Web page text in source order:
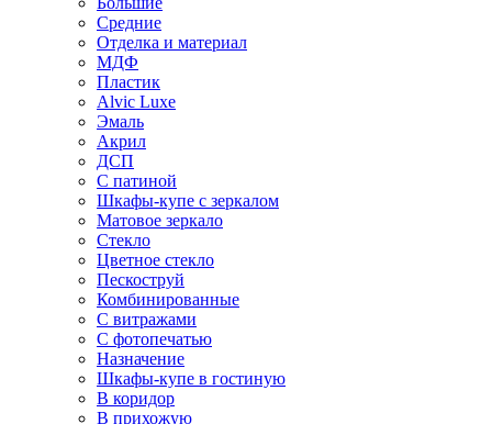
Средние
Отделка и материал
МДФ
Пластик
Alvic Luxe
Эмаль
Акрил
ДСП
С патиной
Шкафы-купе с зеркалом
Матовое зеркало
Стекло
Цветное стекло
Пескоструй
Комбинированные
С витражами
С фотопечатью
Назначение
Шкафы-купе в гостиную
В коридор
В прихожую